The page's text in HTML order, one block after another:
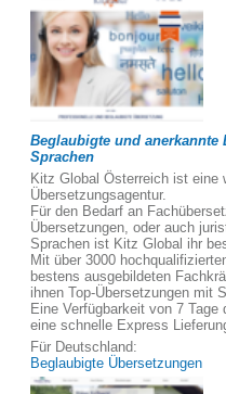
Beglaubigte und anerkannte
Sprachen
Kitz Global Österreich ist eine
Übersetzungsagentur.
Für den Bedarf an
Übersetzungen, oder auch
Sprachen ist Kitz Global ihr
Mit über 3000
bestens ausgebildeten
ihnen Top-Übersetzungen mit
Eine Verfügbarkeit von 7
eine schnelle Express
Für Deutschland:
Beglaubigte Übersetzungen